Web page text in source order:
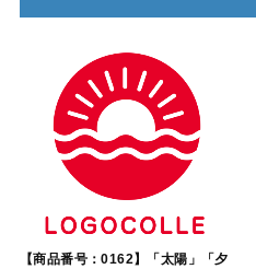
【商品番号：0162】「太陽」「夕